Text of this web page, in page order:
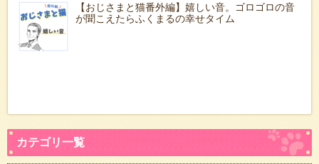
【おじさまと猫番外編】嬉しい音。ゴロゴロの音
が聞こえたらふくまるの幸せタイム